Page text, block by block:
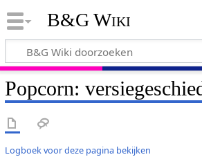
B&G Wiki
Popcorn:
Logboek voor deze pagina bekijken